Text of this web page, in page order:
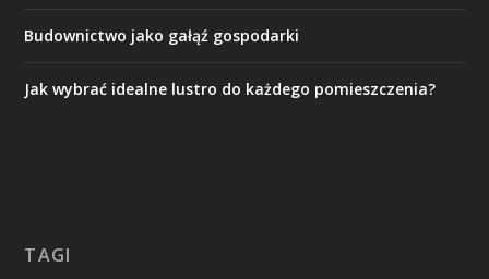
Budownictwo jako gałąź gospodarki
Jak wybrać idealne lustro do każdego pomieszczenia?
TAGI